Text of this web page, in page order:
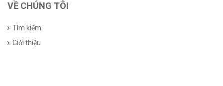
VỀ CHÚNG TÔI
Tìm kiếm
Giới thiệu